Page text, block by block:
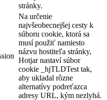
stránky.
Na určenie
najvšeobecnejšej cesty k
súboru cookie, ktorá sa
musí použiť namiesto
názvu hostiteľa stránky,
Hotjar nastaví súbor
cookie _hjTLDTest tak,
aby ukladal rôzne
alternatívy podreťazca
adresy URL, kým nezlyhá.